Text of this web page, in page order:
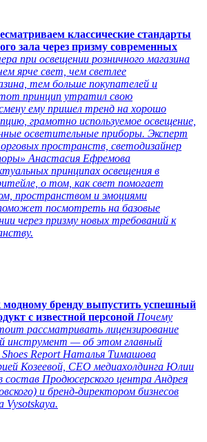
классические стандарты
зала через призму современных
при освещении розничного магазина
ярче свет, чем светлее
тем больше покупателей и
принцип утратил свою
ему пришел тренд на хорошо
грамотно используемое освещение,
осветительные приборы. Эксперт
пространств, светодизайнер
Анастасия Ефремова
принципах освещения в
о том, как свет помогает
пространством и эмоциями
посмотреть на базовые
через призму новых требований к
модному бренду выпустить успешный
с известной персоной Почему
рассматривать лицензирование
инструмент — об этом главный
Report Наталья Тимашова
Козеевой, СЕО медиахолдинга Юлии
состав Продюсерского центра Андрея
и бренд-директором бизнесов
Vysotskaya.